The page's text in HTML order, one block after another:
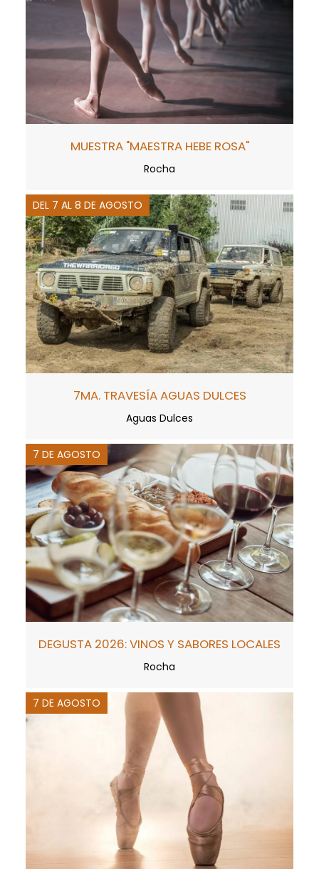
MUESTRA "MAESTRA HEBE ROSA"
Rocha
DEL 7 AL 8 DE AGOSTO
7MA. TRAVESÍA AGUAS DULCES
Aguas Dulces
7 DE AGOSTO
DEGUSTA 2026: VINOS Y SABORES LOCALES
Rocha
7 DE AGOSTO